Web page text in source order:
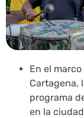
En el
Cartagena,
programa
en la